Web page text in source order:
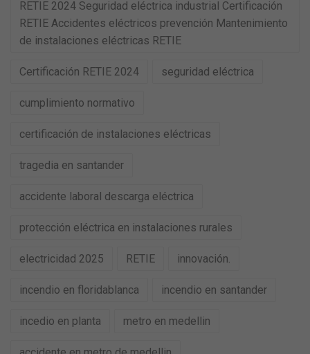
RETIE 2024 Seguridad eléctrica industrial Certificación
RETIE Accidentes eléctricos prevención Mantenimiento
de instalaciones eléctricas RETIE
Certificación RETIE 2024 seguridad eléctrica
cumplimiento normativo
certificación de instalaciones eléctricas
tragedia en santander
accidente laboral descarga eléctrica
protección eléctrica en instalaciones rurales
electricidad 2025 RETIE innovación.
incendio en floridablanca incendio en santander
incedio en planta metro en medellin